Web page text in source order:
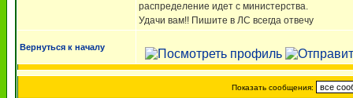
распределение идет с министерства.
Удачи вам!! Пишите в ЛС всегда отвечу
Вернуться к началу
Показать сообщения: